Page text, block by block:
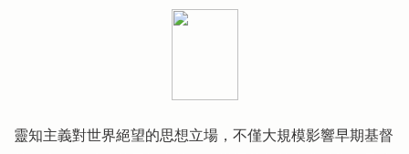
靈知主義對世界絕望的思想立場，不僅大規模影響早期基督